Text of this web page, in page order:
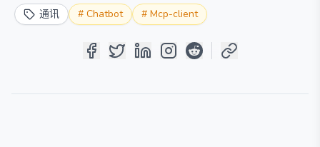
通讯 # Chatbot # Mcp-client